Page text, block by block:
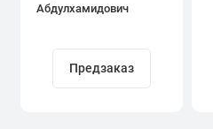
Абдулхамидович
Предзаказ